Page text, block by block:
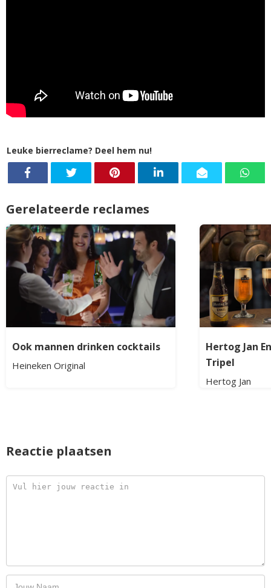
Leuke bierreclame? Deel hem nu!
Gerelateerde reclames
Ook mannen drinken cocktails
Heineken Original
Hertog Jan
Tripel
Hertog Jan
Reactie plaatsen